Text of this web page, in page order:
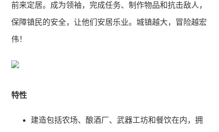
前来定居。成为领袖，完成任务、制作物品和抗击敌人，
保障镇民的安全，让他们安居乐业。城镇越大，冒险越宏
伟！
特性
建造包括农场、酿酒厂、武器工坊和餐饮在内，拥